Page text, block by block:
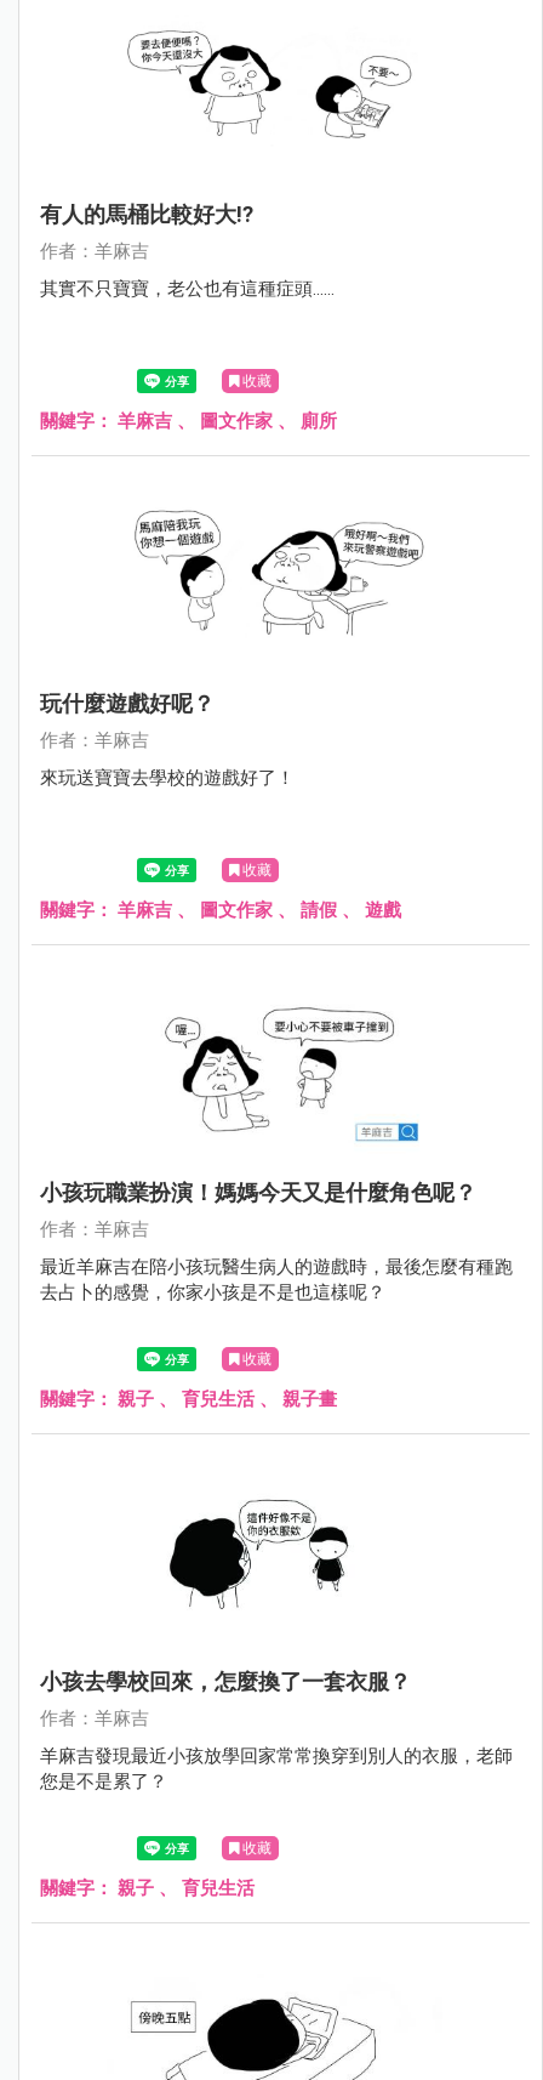
有人的馬桶比較好大!?
作者：羊麻吉
其實不只寶寶，老公也有這種症頭......
收藏
關鍵字： 羊麻吉 、 圖文作家 、 廁所
玩什麼遊戲好呢？
作者：羊麻吉
來玩送寶寶去學校的遊戲好了！
收藏
關鍵字： 羊麻吉 、 圖文作家 、 請假 、 遊戲
小孩玩職業扮演！媽媽今天又是什麼角色呢？
作者：羊麻吉
最近羊麻吉在陪小孩玩醫生病人的遊戲時，最後怎麼有種跑
去占卜的感覺，你家小孩是不是也這樣呢？
收藏
關鍵字： 親子 、 育兒生活、 親子畫
小孩去學校回來，怎麼換了一套衣服？
作者：羊麻吉
羊麻吉發現最近小孩放學回家常常換穿到別人的衣服，老師
您是不是累了？
收藏
關鍵字： 親子 、 育兒生活